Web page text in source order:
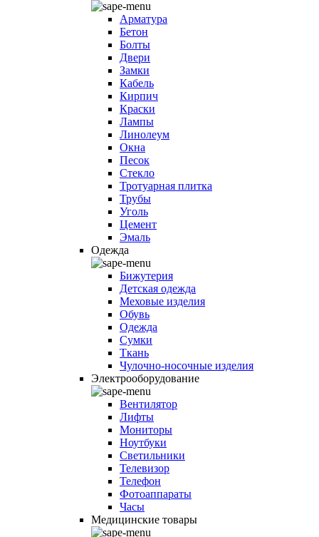
Арматура
Бетон
Болты
Двери
Замки
Кабель
Кирпич
Краски
Лампы
Линолеум
Окна
Песок
Стекло
Тротуарная плитка
Трубы
Уголь
Цемент
Эмаль
Одежда
Бижутерия
Детская одежда
Меховые изделия
Обувь
Одежда
Сумки
Ткань
Чулочно-носочные изделия
Электрооборудование
Вентилятор
Лифты
Мониторы
Ноутбуки
Светильники
Телевизор
Телефон
Фотоаппараты
Часы
Медицинские товары